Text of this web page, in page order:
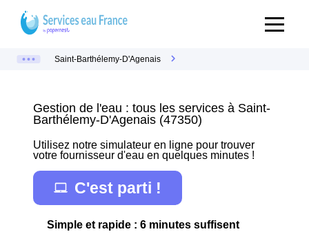
Saint-Barthélemy-D'Agenais
Gestion de l'eau : tous les services à Saint-
Barthélemy-D'Agenais (47350)
Utilisez notre simulateur en ligne pour trouver
votre fournisseur d'eau en quelques minutes !
C'est parti !
Simple et rapide : 6 minutes suffisent